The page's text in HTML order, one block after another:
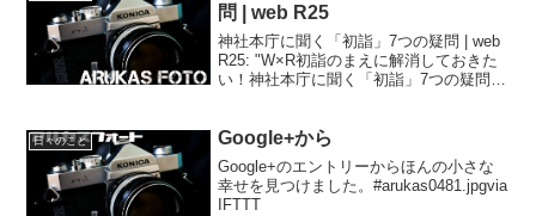
問 | web R25
神社本庁に聞く「初詣」7つの疑問 | web
R25: "W×R初詣のまえに解消しておきた
い！神社本庁に聞く「初詣」7つの疑問
確認事項。...
日々のこと Google+から
Google+のエントリーからほんの小さな
幸せを見つけました。#arukas0481.jpgvia
IFTTT